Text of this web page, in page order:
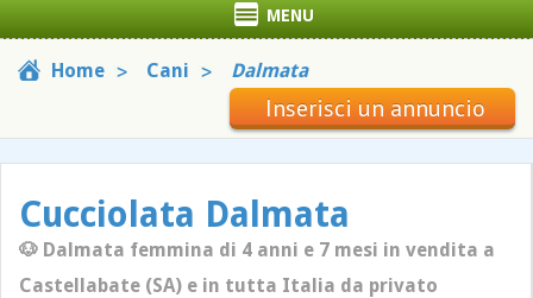
MENU
Home Cani Dalmata
Inserisci un annuncio
Cucciolata Dalmata
🐶 Dalmata femmina di 4 anni e 7 mesi in vendita a
Castellabate (SA) e in tutta Italia da privato